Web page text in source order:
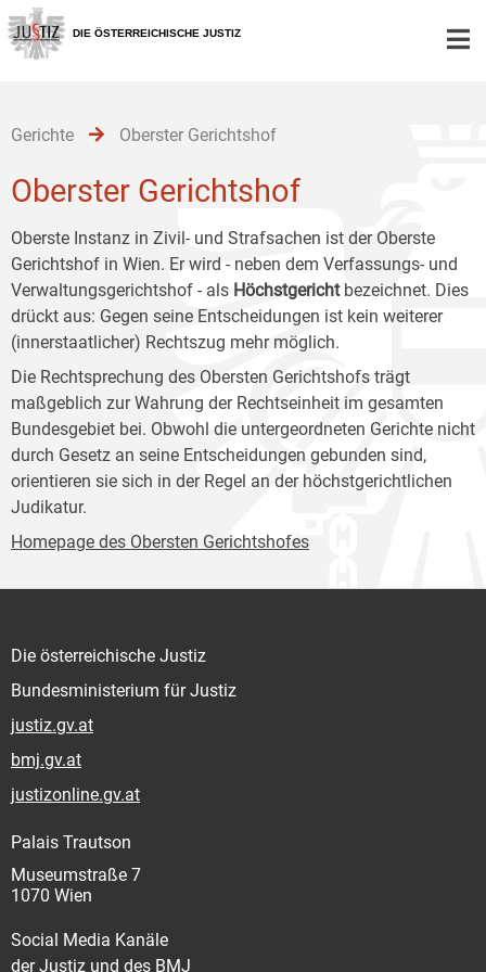
Zur
Hauptnavigation
[1]
Zum
Inhalt
[2]
Zum
Untermenü
[3]
DIE ÖSTERREICHISCHE JUSTIZ
Gerichte Oberster Gerichtshof
Oberster Gerichtshof
Oberste Instanz in Zivil- und Strafsachen ist der Oberste
Gerichtshof in Wien. Er wird - neben dem Verfassungs- und
Verwaltungsgerichtshof - als Höchstgerichtbezeichnet. Dies
drückt aus: Gegen seine Entscheidungen ist kein weiterer
(innerstaatlicher) Rechtszug mehr möglich.
Die Rechtsprechung des Obersten Gerichtshofs trägt
maßgeblich zur Wahrung der Rechtseinheit im gesamten
Bundesgebiet bei. Obwohl die untergeordneten Gerichte nicht
durch Gesetz an seine Entscheidungen gebunden sind,
orientieren sie sich in der Regel an der höchstgerichtlichen
Judikatur.
Homepage des Obersten Gerichtshofes
Die österreichische Justiz
Bundesministerium für Justiz
justiz.gv.at
bmj.gv.at
justizonline.gv.at
Palais Trautson
Museumstraße 7
1070 Wien
Social Media Kanäle
der Justiz und des BMJ